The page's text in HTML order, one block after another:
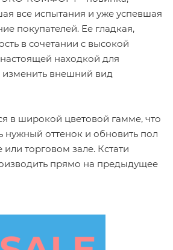
все испытания и уже успевшая
покупателей. Ее гладкая,
в сочетании с высокой
находкой для
внешний вид
в широкой цветовой гамме, что
нужный оттенок и обновить пол
или торговом зале. Кстати
прямо на предыдущее